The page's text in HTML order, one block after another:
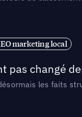
marketing local
pas changé
les faits